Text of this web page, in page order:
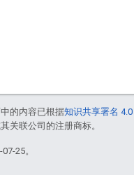
的内容已根据知识共享署名
关联公司的注册商标。
25。